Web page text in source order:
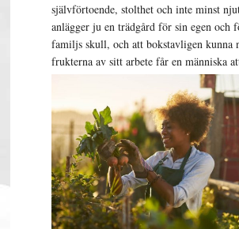
självförtoende, stolthet och inte minst
anlägger ju en trädgård för sin egen och
familjs skull, och att bokstavligen kunna
frukterna av sitt arbete får en människa